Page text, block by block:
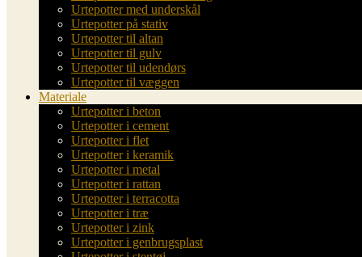
Urtepotter med underskål
Urtepotter på stativ
Urtepotter til altan
Urtepotter til gulv
Urtepotter til udendørs
Urtepotter til væggen
Materiale
Urtepotter i beton
Urtepotter i cement
Urtepotter i flet
Urtepotter i keramik
Urtepotter i metal
Urtepotter i rattan
Urtepotter i terracotta
Urtepotter i træ
Urtepotter i zink
Urtepotter i genbrugsplast